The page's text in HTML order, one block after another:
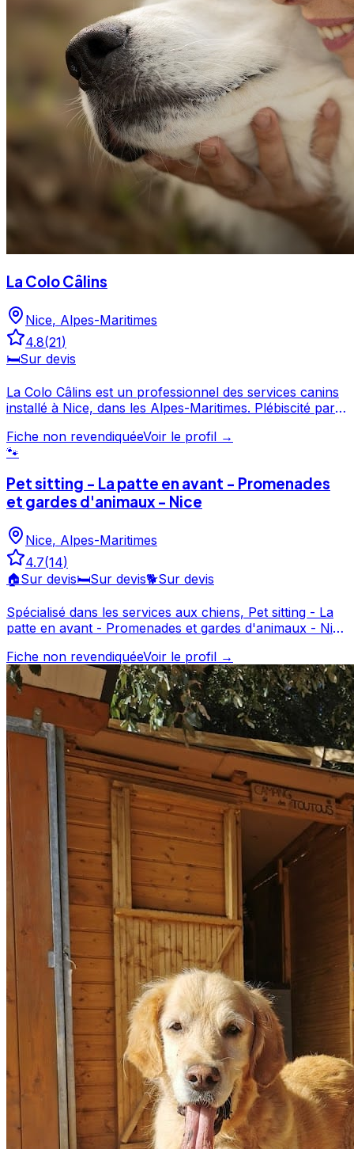
La Colo Câlins
Nice, Alpes-Maritimes
4.8(21)
🛏️Sur devis
La Colo Câlins est un professionnel des services canins
installé à Nice, dans les Alpes-Maritimes. Plébiscité par
Câlins fait partie des professionnels canins les mieux
notés de Nice. N'hésitez pas à consulter sa fiche pour
professionnel du service canin situé à Nice. Noté 4.8/5
⭐⭐⭐⭐⭐ sur Google Maps avec 21 avis.
Fiche non revendiquéeVoir le profil →
🐾
Pet sitting - La patte en avant - Promenades
et gardes d'animaux - Nice
Nice, Alpes-Maritimes
4.7(14)
🏠Sur devis🛏️Sur devis🐕Sur devis
Spécialisé dans les services aux chiens, Pet sitting - La
patte en avant - Promenades et gardes d'animaux - Nice
par ses clients, ce professionnel propose un service
attentionné pour votre compagnon. Découvrez ses
prestations et contactez-le directement depuis sa fiche.
Pet sitting - La patte en avant - Promenades et gardes
d'animaux - Nice est un professionnel du service canin
situé à Nice. Noté 4.7/5 ⭐⭐⭐⭐⭐ sur Google Maps avec
14 avis.
Fiche non revendiquéeVoir le profil →